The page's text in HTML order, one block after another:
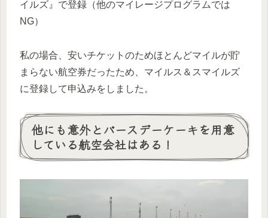
イルズ』で登録（他のマイレージプログラムでは
NG）
私の場合、安いチケットのためほとんどマイルが貯
まらない航空券だったため、マイルス＆スマイルズ
に登録して申込みをしました。
他にも意外とバースデーケーキを用意
している航空会社はある！